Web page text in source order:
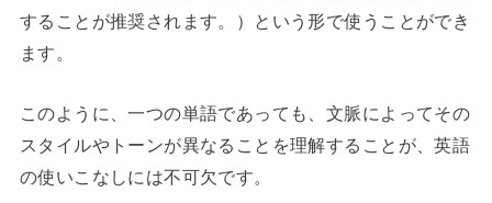
することが推奨されます。）という形で使うことができ
ます。
このように、一つの単語であっても、文脈によってその
スタイルやトーンが異なることを理解することが、英語
の使いこなしには不可欠です。